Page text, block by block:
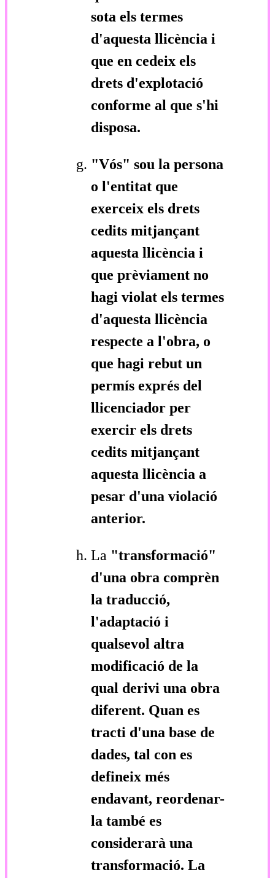
sota els termes
d'aquesta llicència i
que en cedeix els
drets d'explotació
conforme al que s'hi
disposa.
"Vós" sou la persona
o l'entitat que
exerceix els drets
cedits mitjançant
aquesta llicència i
que prèviament no
hagi violat els termes
d'aquesta llicència
respecte a l'obra, o
que hagi rebut un
permís exprés del
llicenciador per
exercir els drets
cedits mitjançant
aquesta llicència a
pesar d'una violació
anterior.
La "transformació"
d'una obra comprèn
la traducció,
l'adaptació i
qualsevol altra
modificació de la
qual derivi una obra
diferent. Quan es
tracti d'una base de
dades, tal con es
defineix més
endavant, reordenar-
la també es
considerarà una
transformació. La